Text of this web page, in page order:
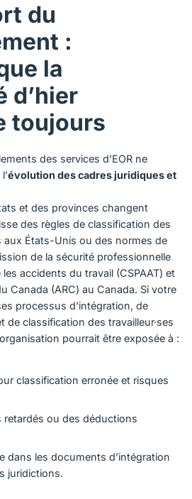
du
:
la
d’hier
toujours
des services d’EOR ne
évolution des cadres juridiques et
et des provinces changent
des règles de classification des
aux États-Unis ou des normes de
de la sécurité professionnelle
accidents du travail (CSPAAT) et
Canada (ARC) au Canada. Si votre
processus d’intégration, de
de classification des travailleur·ses
pourrait être exposée à :
classification erronée et risques
retardés ou des déductions
dans les documents d’intégration
juridictions.